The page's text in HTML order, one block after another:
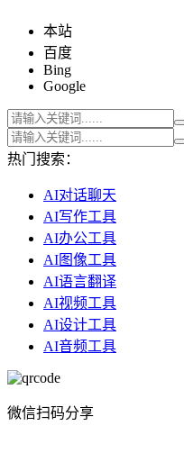
本站
百度
Bing
Google
热门搜索：
AI对话聊天
AI写作工具
AI办公工具
AI图像工具
AI语言翻译
AI视频工具
AI设计工具
AI音频工具
微信扫码分享